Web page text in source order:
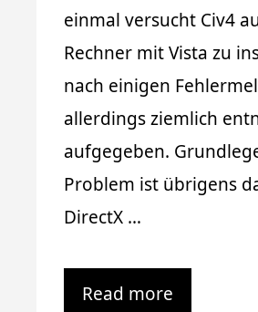
einmal versucht Civ4
Rechner mit Vista zu
nach einigen
allerdings ziemlich
aufgegeben.
Problem ist übrigens
DirectX …
Read more